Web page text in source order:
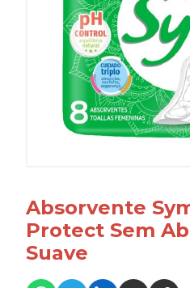
Absorvente
Protect Sem
Suave